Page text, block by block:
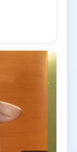
在关键节点
，胡歌、黄
月21日（中